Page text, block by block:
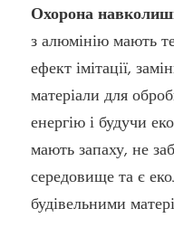
Охорона
з алюмінію мають
ефект імітації,
матеріали для
енергію і будучи
мають запаху, не
середовище та є
будівельними